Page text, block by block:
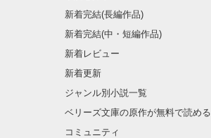
新着完結(長編作品)
新着完結(中・短編作品)
新着レビュー
新着更新
ジャンル別小説一覧
ベリーズ文庫の原作が無料で読める
コミュニティ